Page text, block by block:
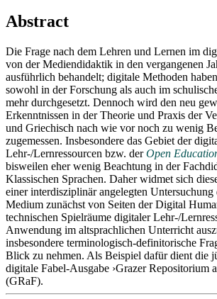
Abstract
Die Frage nach dem Lehren und Lernen im
von der Mediendidaktik in den vergangenen
ausführlich behandelt; digitale Methoden
sowohl in der Forschung als auch im
mehr durchgesetzt. Dennoch wird den neu
Erkenntnissen in der Theorie und Praxis der
und Griechisch nach wie vor noch zu wenig
zugemessen. Insbesondere das Gebiet der
Lehr-/Lernressourcen bzw. derOpen
bisweilen eher wenig Beachtung in der
Klassischen Sprachen. Daher widmet sich
einer interdisziplinär angelegten Untersuchung
Medium zunächst von Seiten der Digital
technischen Spielräume digitaler Lehr-/
Anwendung im altsprachlichen Unterricht
insbesondere terminologisch-definitorische
Blick zu nehmen. Als Beispiel dafür dient die
digitale Fabel-Ausgabe ›Grazer Repositorium
(GRaF).